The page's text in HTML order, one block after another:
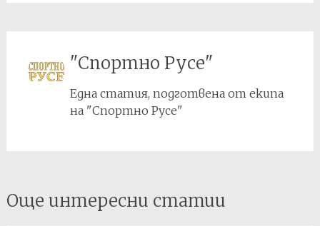
"Спортно Русе"
Една статия, подготвена от екипа
на "Спортно Русе"
Post
navigation
Още интересни статии